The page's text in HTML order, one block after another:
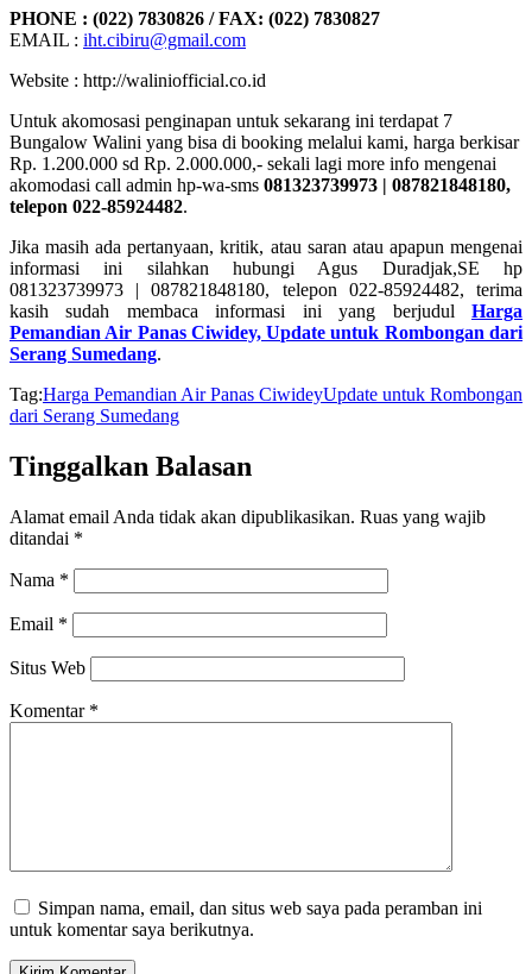
PHONE : (022) 7830826 / FAX: (022) 7830827
EMAIL : iht.cibiru@gmail.com
Website : http://waliniofficial.co.id
Untuk akomosasi penginapan untuk sekarang ini terdapat 7
Bungalow Walini yang bisa di booking melalui kami, harga berkisar
Rp. 1.200.000 sd Rp. 2.000.000,- sekali lagi more info mengenai
akomodasi call admin hp-wa-sms 081323739973 | 087821848180,
telepon 022-85924482.
Jika masih ada pertanyaan, kritik, atau saran atau apapun mengenai
informasi ini silahkan hubungi Agus Duradjak,SE hp
081323739973 | 087821848180, telepon 022-85924482, terima
kasih sudah membaca informasi ini yang berjudul Harga
Pemandian Air Panas Ciwidey, Update untuk Rombongan dari
Serang Sumedang.
Tag:Harga Pemandian Air Panas CiwideyUpdate untuk Rombongan
dari Serang Sumedang
Tinggalkan Balasan
Alamat email Anda tidak akan dipublikasikan. Ruas yang wajib
ditandai *
Nama *
Email *
Situs Web
Komentar *
Simpan nama, email, dan situs web saya pada peramban ini
untuk komentar saya berikutnya.